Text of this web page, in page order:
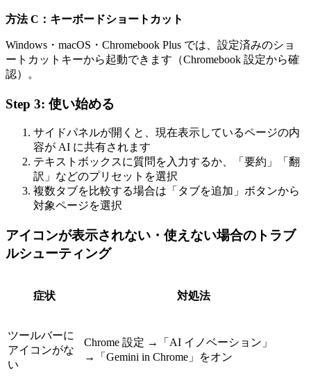
方法 C：キーボードショートカット
Windows・macOS・Chromebook Plus では、設定済みのショ
ートカットキーから起動できます（Chromebook 設定から確
認）。
Step 3: 使い始める
サイドパネルが開くと、現在表示しているページの内
容が AI に共有されます
テキストボックスに質問を入力するか、「要約」「翻
訳」などのプリセットを選択
複数タブを比較する場合は「タブを追加」ボタンから
対象ページを選択
アイコンが表示されない・使えない場合のトラブ
ルシューティング
症状 対処法
ツールバーに
アイコンがな
い
Chrome 設定 →「AI イノベーション」
→「Gemini in Chrome」をオン